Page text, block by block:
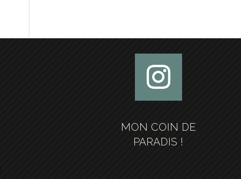
MON COIN DE
PARADIS !